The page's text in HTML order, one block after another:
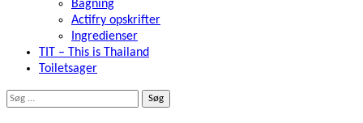
Bagning
Actifry opskrifter
Ingredienser
TIT – This is Thailand
Toiletsager
Søg